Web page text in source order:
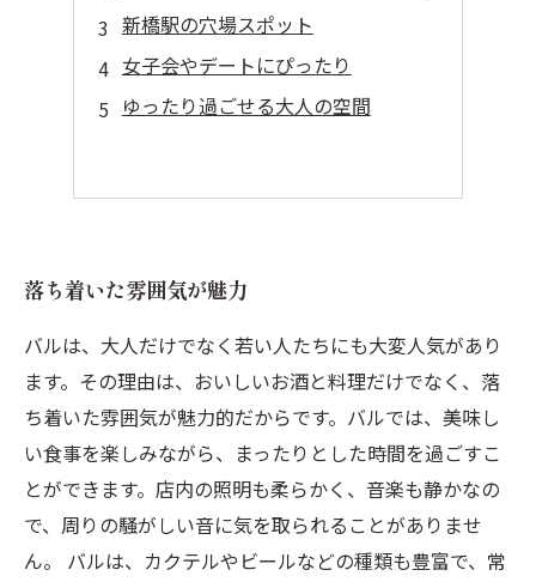
新橋駅の穴場スポット
女子会やデートにぴったり
ゆったり過ごせる大人の空間
落ち着いた雰囲気が魅力
バルは、大人だけでなく若い人たちにも大変人気があり
ます。その理由は、おいしいお酒と料理だけでなく、落
ち着いた雰囲気が魅力的だからです。バルでは、美味し
い食事を楽しみながら、まったりとした時間を過ごすこ
とができます。店内の照明も柔らかく、音楽も静かなの
で、周りの騒がしい音に気を取られることがありませ
ん。 バルは、カクテルやビールなどの種類も豊富で、常